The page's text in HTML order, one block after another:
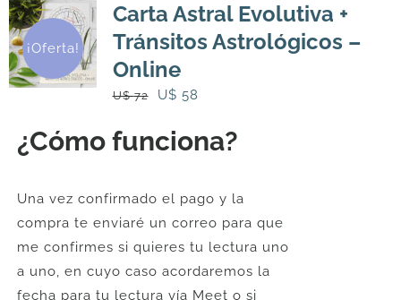
¡Oferta!
Carta Astral Evolutiva +
Tránsitos Astrológicos –
Online
U$72
El
original
U$
U$ 58
actual
¿Cómo funciona?
Una vez confirmado el pago y la
compra te enviaré un correo para que
me confirmes si quieres tu lectura uno
a uno, en cuyo caso acordaremos la
fecha para tu lectura vía Meet o si